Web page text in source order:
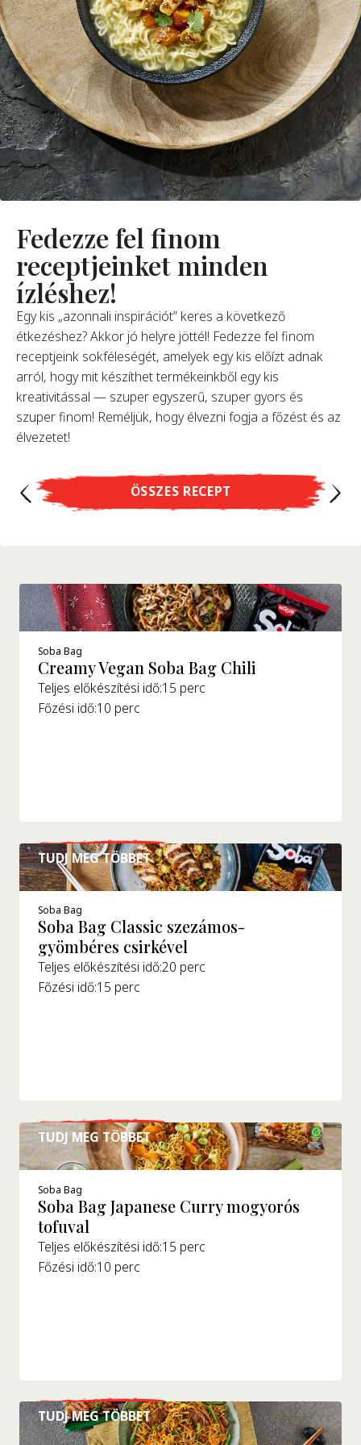
Rólunk
Alapítónk
Értékeink
Karrier
Fedezze fel finom
receptjeinket minden
ízléshez!
Egy kis „azonnali inspirációt” keres a következő
étkezéshez? Akkor jó helyre jöttél! Fedezze fel finom
receptjeink sokféleségét, amelyek egy kis előízt adnak
arról, hogy mit készíthet termékeinkből egy kis
kreativitással — szuper egyszerű, szuper gyors és
szuper finom! Reméljük, hogy élvezni fogja a főzést és az
élvezetet!
ÖSSZES RECEPT
Soba Bag
Creamy Vegan Soba Bag Chili
Teljes előkészítési idő:15 perc
Főzési idő:10 perc
TUDJ MEG TÖBBET
Soba Bag
Soba Bag Classic szezámos-
gyömbéres csirkével
Teljes előkészítési idő:20 perc
Főzési idő:15 perc
TUDJ MEG TÖBBET
Soba Bag
Soba Bag Japanese Curry mogyorós
tofuval
Teljes előkészítési idő:15 perc
Főzési idő:10 perc
TUDJ MEG TÖBBET